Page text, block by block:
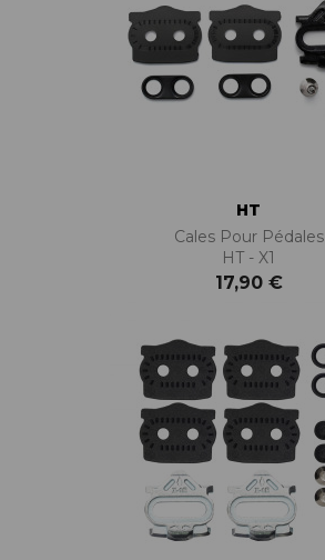
HT
Cales Pour Pédales
HT - X1
17,90 €